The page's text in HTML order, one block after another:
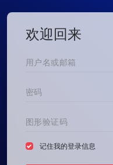
欢迎回来
记住我的登录信息